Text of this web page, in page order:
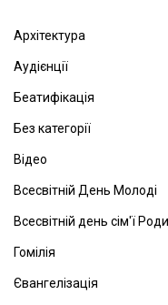
Архітектура
Аудієнції
Беатифікація
Без категорії
Відео
Всесвітній День Молоді
Всесвітній день сім'ї
Гомілія
Євангелізація